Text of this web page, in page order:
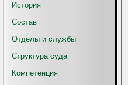
История
Состав
Отделы и службы
Структура суда
Компетенция